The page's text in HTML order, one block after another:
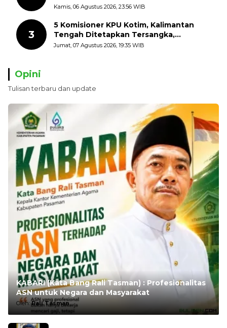
dengan Mengibarkan Bendera Merah
Kamis, 06 Agustus 2026, 23:56 WIB
3
5 Komisioner KPU Kotim, Kalimantan
Tengah Ditetapkan Tersangka,
Kerugian Negara ditaksir 10 Milyard
Jumat, 07 Agustus 2026, 19:35 WIB
Opini
Tulisan terbaru dan update
KABARI (Kata Bang Rali Tasman) : Profesionalitas
ASN untuk Negara dan Masyarakat
Oleh:Rali Tasman